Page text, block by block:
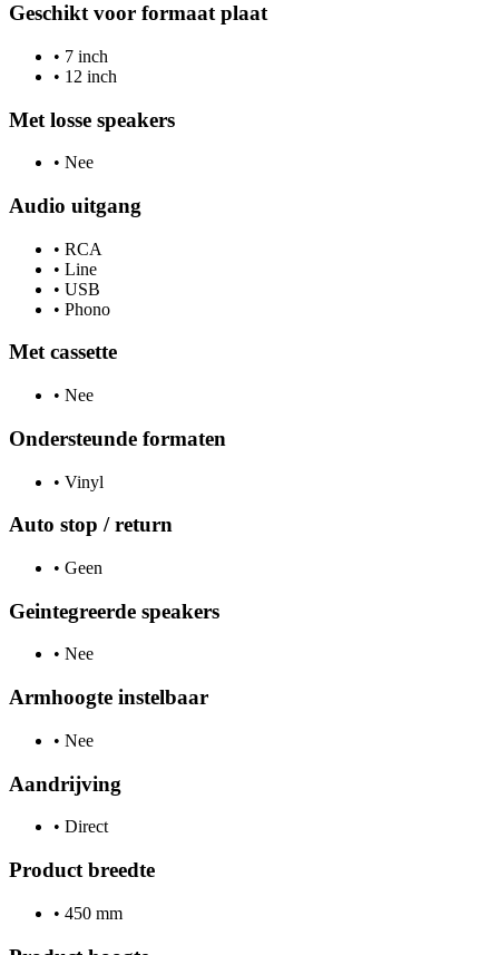
Geschikt voor formaat plaat
• 7 inch
• 12 inch
Met losse speakers
• Nee
Audio uitgang
• RCA
• Line
• USB
• Phono
Met cassette
• Nee
Ondersteunde formaten
• Vinyl
Auto stop / return
• Geen
Geintegreerde speakers
• Nee
Armhoogte instelbaar
• Nee
Aandrijving
• Direct
Product breedte
• 450 mm